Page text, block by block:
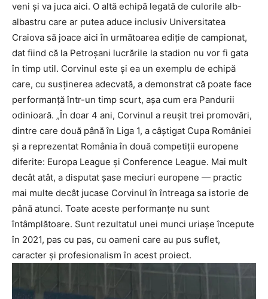
veni și va juca aici. O altă echipă legată de culorile alb-
albastru care ar putea aduce inclusiv Universitatea
Craiova să joace aici în următoarea ediție de campionat,
dat fiind că la Petroșani lucrările la stadion nu vor fi gata
în timp util. Corvinul este și ea un exemplu de echipă
care, cu susținerea adecvată, a demonstrat că poate face
performanță într-un timp scurt, așa cum era Pandurii
odinioară. „În doar 4 ani, Corvinul a reușit trei promovări,
dintre care două până în Liga 1, a câștigat Cupa României
și a reprezentat România în două competiții europene
diferite: Europa League și Conference League. Mai mult
decât atât, a disputat șase meciuri europene — practic
mai multe decât jucase Corvinul în întreaga sa istorie de
până atunci. Toate aceste performanțe nu sunt
întâmplătoare. Sunt rezultatul unei munci uriașe începute
în 2021, pas cu pas, cu oameni care au pus suflet,
caracter și profesionalism în acest proiect.